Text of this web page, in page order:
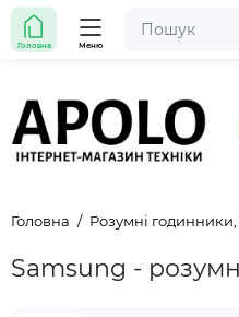
Головна Меню
Головна Розумні
Samsung -